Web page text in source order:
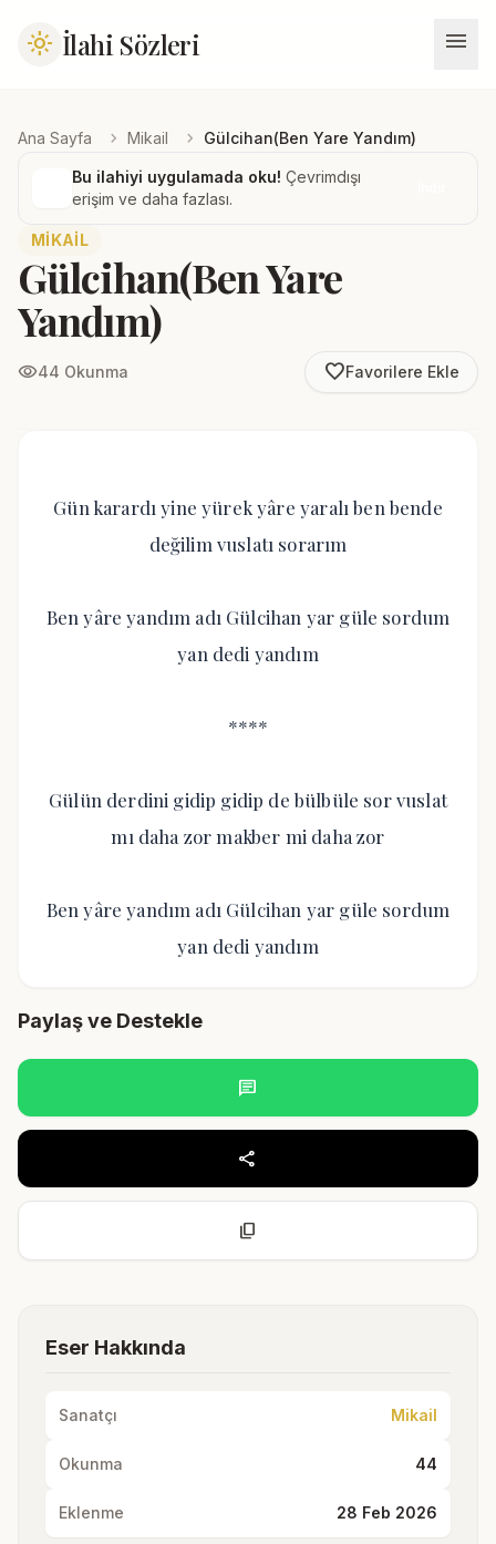
light_mode İlahi Sözleri menu
Ana Sayfa chevron_right Mikail chevron_right Gülcihan(Ben Yare Yandım)
Bu ilahiyi uygulamada oku! Çevrimdışı
erişim ve daha fazlası.
MIKAIL
Gülcihan(Ben Yare
Yandım)
visibility44 Okunma favorite_borderFavorilere Ekle
Gün karardı yine yürek yâre yaralı ben bende
değilim vuslatı sorarım
Ben yâre yandım adı Gülcihan yar güle sordum
yan dedi yandım
****
Gülün derdini gidip gidip de bülbüle sor vuslat
mı daha zor makber mi daha zor
Ben yâre yandım adı Gülcihan yar güle sordum
yan dedi yandım
Paylaş ve Destekle
chat
share
content_copy
Eser Hakkında
Sanatçı Mikail
Okunma 44
Eklenme 28 Feb 2026